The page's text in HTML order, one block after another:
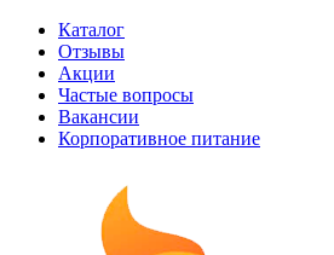
Каталог
Отзывы
Акции
Частые вопросы
Вакансии
Корпоративное питание